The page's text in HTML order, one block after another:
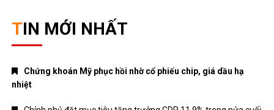
TIN MỚI NHẤT
Chứng khoán Mỹ phục hồi nhờ cổ phiếu chip, giá dầu hạ
nhiệt